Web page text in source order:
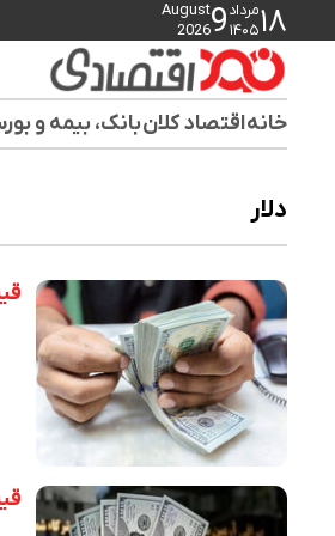
۱۸مرداد
۱۴۰۵9
August
2026
خانهاقتصاد کلانبانک، بیمه و
دلار